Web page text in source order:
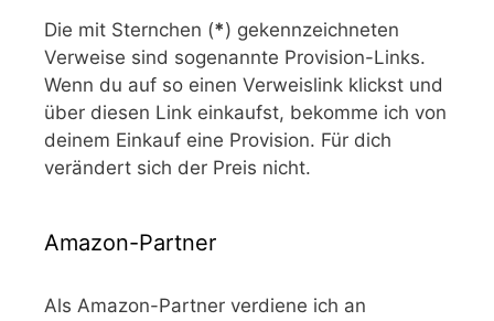
Die mit Sternchen (*) gekennzeichneten
Verweise sind sogenannte Provision-Links.
Wenn du auf so einen Verweislink klickst und
über diesen Link einkaufst, bekomme ich von
deinem Einkauf eine Provision. Für dich
verändert sich der Preis nicht.
Amazon-Partner
Als Amazon-Partner verdiene ich an